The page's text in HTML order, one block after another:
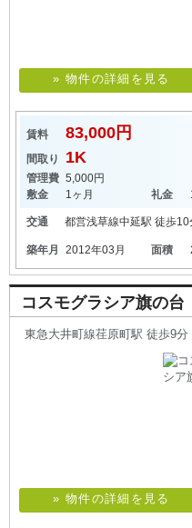
» 物件の詳細を見る
賃料 83,000円
間取り 1K
管理費 5,000円
敷金
1ヶ月 礼金
交通 都営浅草線中延駅 徒歩10
築年月 2012年03月 面積
コスモグラシア旗の台
東急大井町線荏原町駅 徒歩9
» 物件の詳細を見る